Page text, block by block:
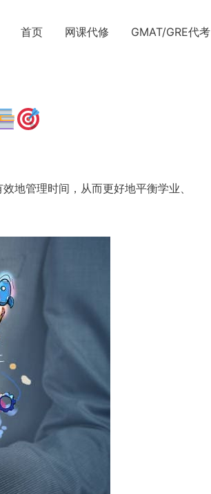
首页 网课代修 GMAT/GRE代考
地管理时间，从而更好地平衡学业、